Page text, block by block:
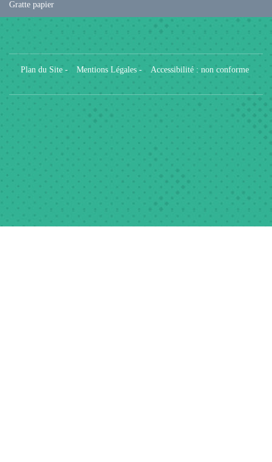
Gratte papier
Plan du Site- Mentions Légales- Accessibilité : non conforme